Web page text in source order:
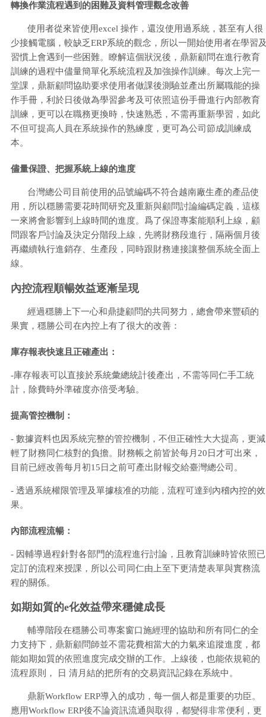
轉換作業流程遇到的困難及資料管理觀念改善
使用者從來皆使用excel 操作，還沒使用過系統，甚至有人很
少接觸電腦，較缺乏ERP系統的觀念，所以一開始使用者在學習
習慣上會遇到一些困難。瞭解這個狀況後，鼎新顧問在進行教育
訓練的過程中儘量簡單化系統流程及加強操作訓練。每次上完一
堂課，鼎新顧問協助要求使用者做課後測驗並產出所屬職能的操
作手冊，利於日後做為學習參考及可依照這份手冊進行內部教育
訓練，更可以在職務更換時，快速熟悉，不需再重新學習，如此
不但可提高人員在系統操作的熟練度，更可為公司節成訓練成
本。
儘量保證、把握系統上線的進度
台灣總公司目前使用的品號編碼不符合越南廠生產的產品使
用，所以穩勝需要花時間研究及重新與顧問討論編碼定義，這樣
一來將會影響到上線時間的進度。爲了保證專案能順利上線，顧
問跟客戶討論及決定分階段上線，先將財務段進行，隔兩個月後
再繼續執行進銷存、生產段，同時跟財務連接讓整個系統全面上
線。
內控流程順暢效益逐漸呈現
經過穩勝上下一心和鼎捷顧問的共同努力，總會帶來豐碩的
果實，穩勝公司在內控上有了很大的改善：
庫存報表快速且正確產出：
-庫存報表可以直接於系統彙總統計後產出，不需等同仁手工統
計，除費時外準確度亦倍受考驗。
提高管控機制：
- 數據資料也因系統完整的管控機制，不但正確性大大提高，更減
輕了財務同仁核對的負擔。財務帳之前皆於每月20日才可出來，
目前已經改善每月初15日之前可產出財報交給臺灣總公司。
- 透過系統權限管理及單據核准的功能，流程可達到內稽內控的效
果。
內部流程流暢：
- 因輔導過程針對各部門的流程進行討論，且教育訓練時皆依照已
定訂的流程來授課，所以公司同仁由上至下更清楚表單與實務流
程的關係。
如期如質的e化效益帶來穩健成長
輔導階段在穩勝公司專案窗口施經理的協助和所有同仁的全
力支持下，鼎新顧問師並不需花費相當大的力氣來追蹤進度，都
能如期如質的依照進度完成交辦的工作。上線後，也能依規範的
流程原則， 日 清月結的把所有的交易資訊記錄在系統中。
鼎新Workflow ERP導入的成功，每一個人都是重要的功臣。
應用Workflow ERP後不論資訊流通與取得，都變得非常便利，更